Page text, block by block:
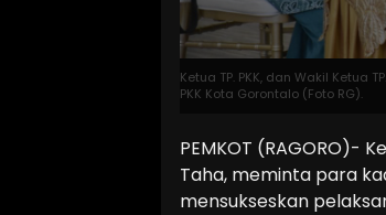
Ketua TP. PKK, dan Wakil Ketua
PKK Kota Gorontalo (Foto RG).
PEMKOT (RAGORO)-
Taha, meminta para
mensukseskan